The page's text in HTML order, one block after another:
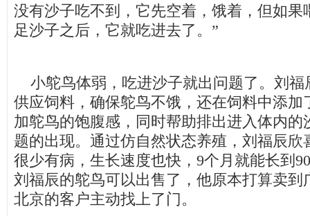
没有沙子吃不到，它先空着，饿着，但如果
足沙子之后，它就吃进去了。”
小鸵鸟体弱，吃进沙子就出问题了。刘福
供应饲料，确保鸵鸟不饿，还在饲料中添加
加鸵鸟的饱腹感，同时帮助排出进入体内的
题的出现。通过仿自然状态养殖，刘福辰欣
很少有病，生长速度也快，9个月就能长到
刘福辰的鸵鸟可以出售了，他原本打算卖到
北京的客户主动找上了门。